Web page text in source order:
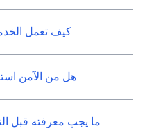
كيف تعمل
هل من الآمن
ما يجب معرفته قبل